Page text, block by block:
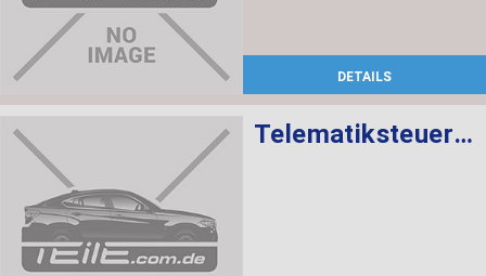
DETAILS
Telematiksteuergerät